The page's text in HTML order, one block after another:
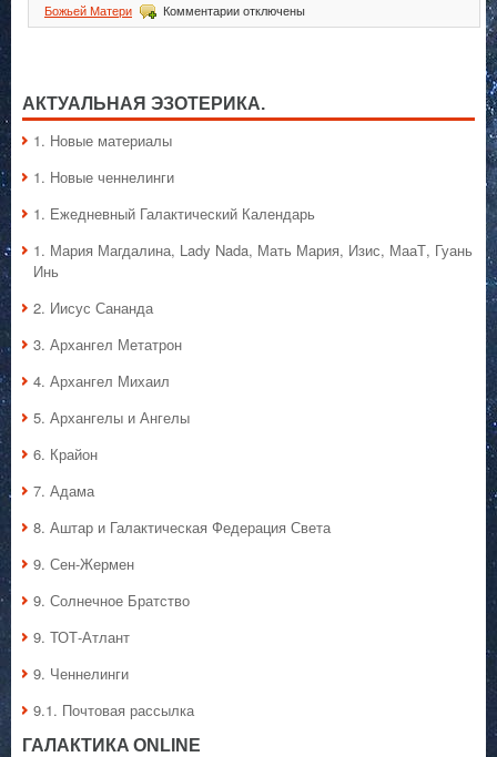
Божьей Матери
Комментариик
записи
Матери
отключены
АКТУАЛЬНАЯ ЭЗОТЕРИКА.
1. Hовые материалы
1. Hовые ченнелинги
1. Ежедневный Галактический Календарь
1. Мария Магдалина, Lady Nada, Мать Мария, Изис, МааТ, Гуань
Инь
2. Иисус Сананда
3. Архангел Метатрон
4. Архангел Михаил
5. Архангелы и Ангелы
6. Крайон
7. Адама
8. Аштар и Галактическая Федерация Света
9. Сен-Жермен
9. Солнечное Братство
9. ТОТ-Атлант
9. Ченнелинги
9.1. Почтовая рассылка
ГАЛАКТИКA ONLINE